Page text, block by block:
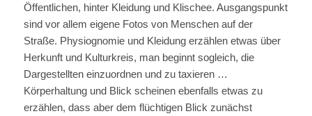
Öffentlichen, hinter Kleidung und Klischee. Ausgangspunkt
sind vor allem eigene Fotos von Menschen auf der
Straße. Physiognomie und Kleidung erzählen etwas über
Herkunft und Kulturkreis, man beginnt sogleich, die
Dargestellten einzuordnen und zu taxieren …
Körperhaltung und Blick scheinen ebenfalls etwas zu
erzählen, dass aber dem flüchtigen Blick zunächst